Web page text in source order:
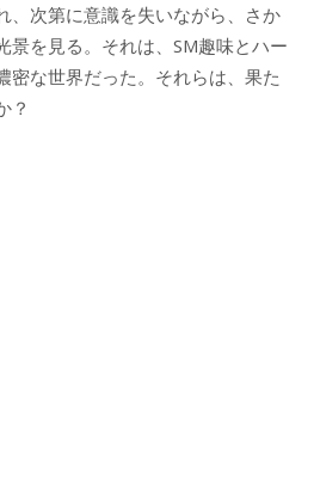
、次第に意識を失いながら、さか
景を見る。それは、SM趣味とハー
密な世界だった。それらは、果た
？